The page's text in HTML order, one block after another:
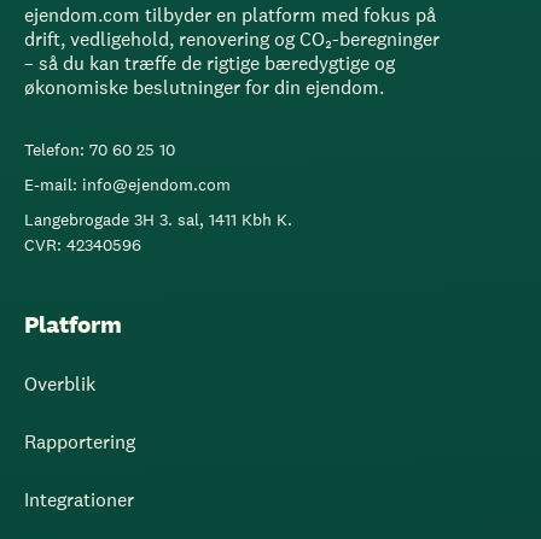
ejendom.com tilbyder en platform med fokus på
drift, vedligehold, renovering og CO₂-beregninger
– så du kan træffe de rigtige bæredygtige og
økonomiske beslutninger for din ejendom.
Telefon: 70 60 25 10
E-mail: info@ejendom.com
Langebrogade 3H 3. sal, 1411 Kbh K.
CVR: 42340596
Platform
Overblik
Rapportering
Integrationer